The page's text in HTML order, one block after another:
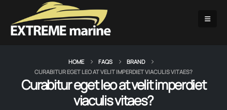
HOME FAQS
BRAND
CURABITUR EGET LEO AT VELIT IMPERDIET VIACULIS VITAES?
Curabitur eget leo at velit imperdiet
viaculis vitaes?